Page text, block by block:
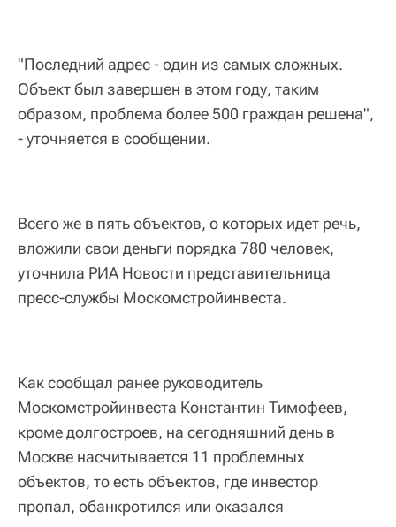
"Последний адрес - один из самых сложных.
Объект был завершен в этом году, таким
образом, проблема более 500 граждан решена",
- уточняется в сообщении.
Всего же в пять объектов, о которых идет речь,
вложили свои деньги порядка 780 человек,
уточнила РИА Новости представительница
пресс-службы Москомстройинвеста.
Как сообщал ранее руководитель
Москомстройинвеста Константин Тимофеев,
кроме долгостроев, на сегодняшний день в
Москве насчитывается 11 проблемных
объектов, то есть объектов, где инвестор
пропал, обанкротился или оказался